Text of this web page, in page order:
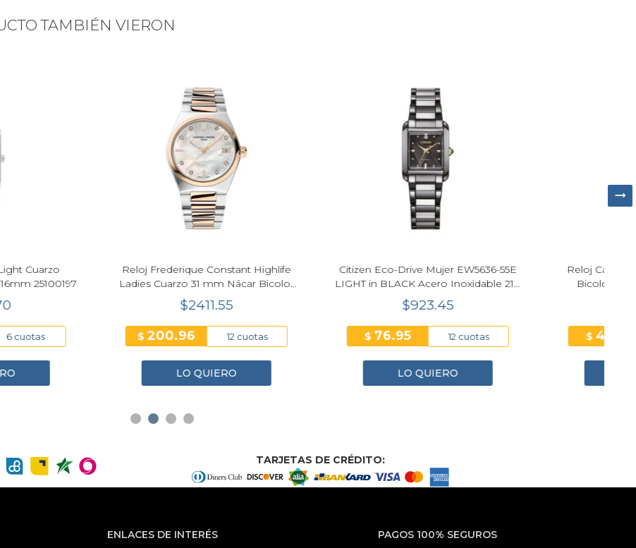
TAMBIÉN VIERON
Drive Mujer EW5636-55E
BLACK Acero Inoxidable 21.5
76.95
Reloj Calvin Klein CK Light Cuarzo
Bicolor Mujer 16mm 25100199
41.78
Reloj Casio Baby-G BGA-10D-2A2
Azul Mujer
32.20
TARJETAS DE CRÉDITO:
ENLACES DE INTERÉS PAGOS 100% SEGUROS